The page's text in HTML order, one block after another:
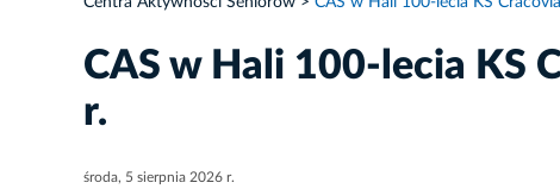
CAS w Hali 100-lecia KS
r.
środa, 5 sierpnia 2026 r.